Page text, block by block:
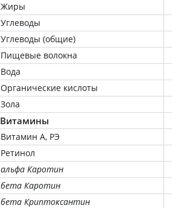
Жиры
Углеводы
Углеводы (общие)
Пищевые волокна
Вода
Органические кислоты
Зола
Витамины
Витамин А, РЭ
Ретинол
альфа Каротин
бета Каротин
бета Криптоксантин